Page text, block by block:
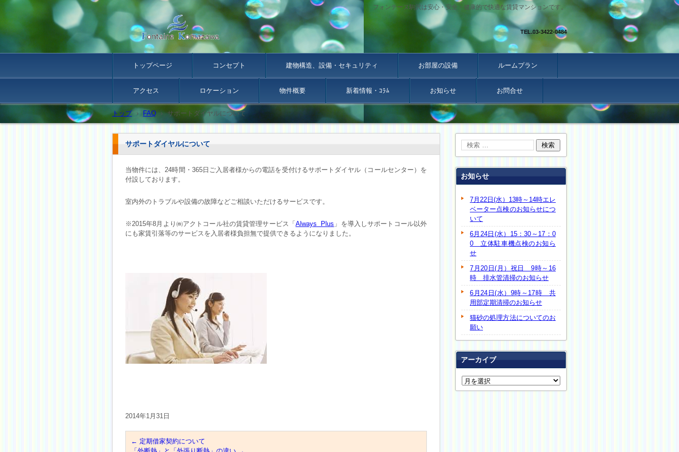
フォンテーヌ駒沢は安心・安全・健康的で快適な賃貸マンションです。
TEL.03-3422-0484
トップページ コンセプト 建物構造、設備・セキュリティ お部屋の設備 ルームプラン
アクセス ロケーション 物件概要 新着情報・ｺﾗﾑ お知らせ お問合せ
トップ › FAQ › サポートダイヤルについて
サポートダイヤルについて
当物件には、24時間・365日ご入居者様からの電話を受付けるサポートダイヤル（コールセンター）を
付設しております。
室内外のトラブルや設備の故障などご相談いただけるサービスです。
※2015年8月より㈱アクトコール社の賃貸管理サービス「Always Plus 」を導入しサポートコール以外
にも家賃引落等のサービスを入居者様負担無で提供できるようになりました。
2014年1月31日
← 定期借家契約について
お知らせ
7月22日(水）13時～14時エレ
ベーター点検のお知らせにつ
いて
6月24日(水）15：30～17：0
0 立体駐車機点検のお知ら
せ
7月20日(月）祝日 9時～16
時 排水管清掃のお知らせ
6月24日(水）9時～17時 共
用部定期清掃のお知らせ
猫砂の処理方法についてのお
願い
アーカイブ